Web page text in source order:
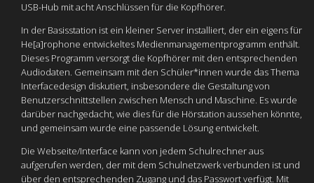
USB-Hub mit acht Anschlüssen für die Kopfhörer.
In der Basisstation ist ein kleiner Server installiert, der ein eigens für
He[a]rophone entwickeltes Medienmanagementprogramm enthält.
Dieses Programm versorgt die Kopfhörer mit den entsprechenden
Audiodaten. Gemeinsam mit den Schüler*innen wurde das Thema
Interfacedesign diskutiert, insbesondere die Gestaltung von
Benutzerschnittstellen zwischen Mensch und Maschine. Es wurde
darüber nachgedacht, wie dies für die Hörstation aussehen könnte,
und gemeinsam wurde eine passende Lösung entwickelt.
Die Webseite/Interface kann von jedem Schulrechner aus
aufgerufen werden, der mit dem Schulnetzwerk verbunden ist und
über den entsprechenden Zugang und das Passwort verfügt. Mit